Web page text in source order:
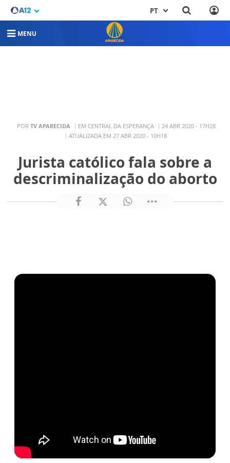
PT
MENU
POR TV APARECIDA EM CENTRAL DA ESPERANÇA
24 ABR 2020 - 17H28
ATUALIZADA EM 27 ABR 2020 - 10H18
Jurista católico fala sobre a
descriminalização do aborto